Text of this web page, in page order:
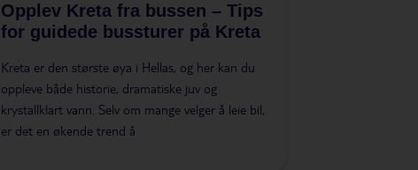
Opplev Kreta fra bussen – Tips
for guidede bussturer på Kreta
Kreta er den største øya i Hellas, og her kan du
oppleve både historie, dramatiske juv og
krystallklart vann. Selv om mange velger å leie bil,
er det en økende trend å